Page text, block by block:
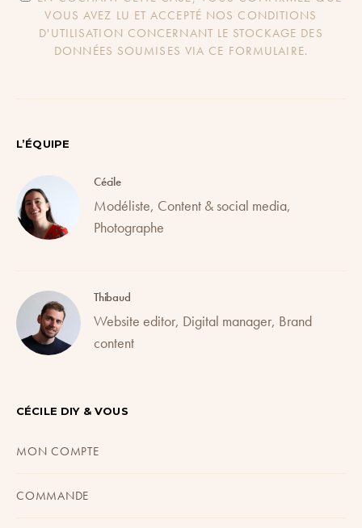
VOUS AVEZ LU ET ACCEPTÉ NOS CONDITIONS
D'UTILISATION CONCERNANT LE STOCKAGE DES
DONNÉES SOUMISES VIA CE FORMULAIRE.
L’ÉQUIPE
Cécile
Modéliste, Content & social media,
Photographe
Thibaud
Website editor, Digital manager, Brand
content
CÉCILE DIY & VOUS
MON COMPTE
COMMANDE